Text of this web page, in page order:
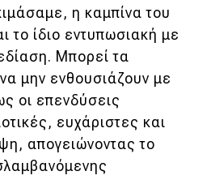
η καμπίνα του
το ίδιο εντυπωσιακή με
Μπορεί τα
μην ενθουσιάζουν με
οι επενδύσεις
ευχάριστες και
απογειώνοντας το